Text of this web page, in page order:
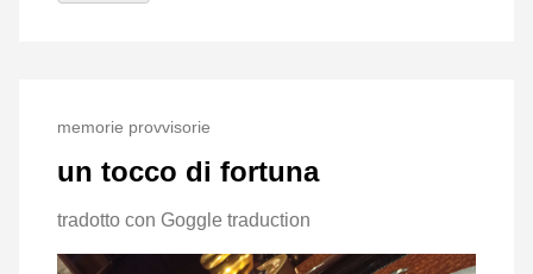
memorie provvisorie
un tocco di fortuna
tradotto con Goggle traduction